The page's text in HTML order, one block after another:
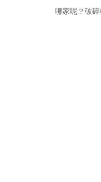
哪家呢？破碎